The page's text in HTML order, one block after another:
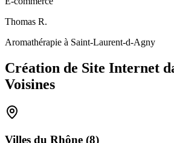
Thomas R.
Aromathérapie à Saint-Laurent-d-Agny
Création de Site Internet
Voisines
Villes du Rhône (8)